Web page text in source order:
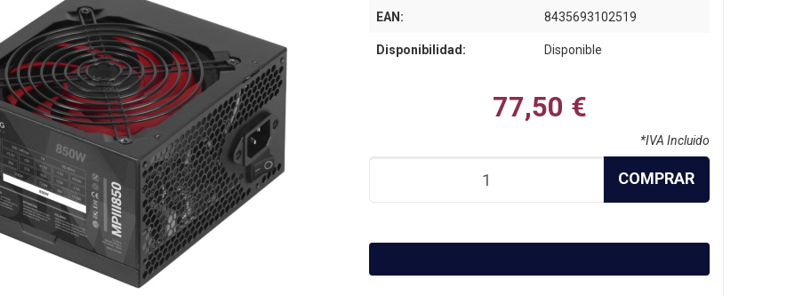
EAN: 8435693102519
Disponibilidad: Disponible
77,50 €
*IVA Incluido
COMPRAR